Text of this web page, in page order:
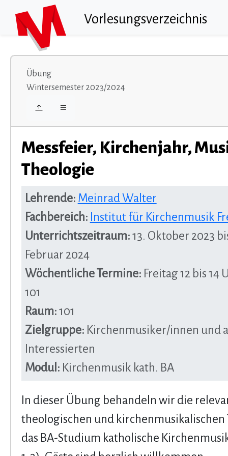
Vorlesungsverzeichnis
Übung
Wintersemester 2023/2024
Messfeier, Kirchenjahr,
Theologie
Lehrende: Meinrad Walter
Fachbereich: Institut für Kirchenmusik
Unterrichtszeitraum: 13. Oktober 2023
Februar 2024
Wöchentliche Termine: Freitag 12 bis 14
101
Raum: 101
Zielgruppe: Kirchenmusiker/innen und
Interessierten
Modul: Kirchenmusik kath. BA
In dieser Übung behandeln wir die
theologischen und
das BA-Studium katholische